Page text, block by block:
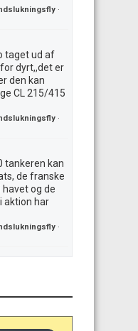
·
taget ud af
dyrt,,det er
den kan
CL 215/415
·
tankeren kan
de franske
havet og de
aktion har
·